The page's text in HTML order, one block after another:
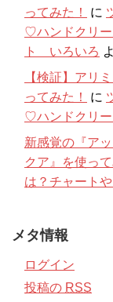
ってみた！
に
♡ハンドクリー
ト いろいろ
【検証】アリ
ってみた！
に
♡ハンドクリー
新感覚の『ア
クア』を使って
は？チャート
メタ情報
ログイン
投稿の RSS